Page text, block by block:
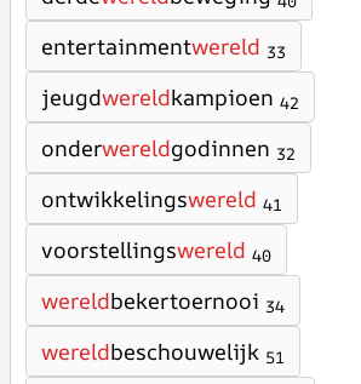
entertainmentwereld 33
jeugdwereldkampioen 42
onderwereldgodinnen 32
ontwikkelingswereld 41
voorstellingswereld 40
wereldbekertoernooi 34
wereldbeschouwelijk 51